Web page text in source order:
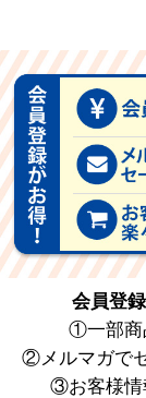
会員登
①一部商
②メルマガで
③お客様情